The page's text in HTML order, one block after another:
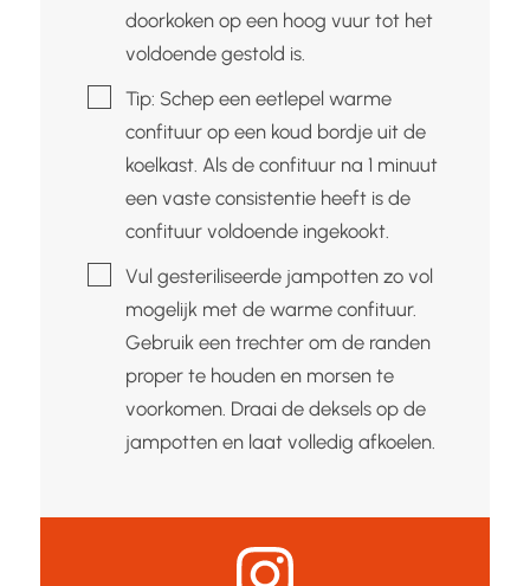
doorkoken op een hoog vuur tot het
voldoende gestold is.
▢
Tip: Schep een eetlepel warme
confituur op een koud bordje uit de
koelkast. Als de confituur na 1 minuut
een vaste consistentie heeft is de
confituur voldoende ingekookt.
▢Vul gesteriliseerde jampotten zo vol
mogelijk met de warme confituur.
Gebruik een trechter om de randen
proper te houden en morsen te
voorkomen. Draai de deksels op de
jampotten en laat volledig afkoelen.